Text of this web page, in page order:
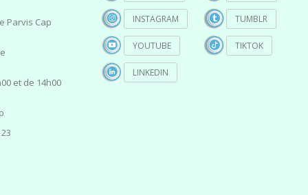
Parvis Cap
et de 14h00
INSTAGRAM
YOUTUBE
LINKEDIN
TUMBLR
TIKTOK